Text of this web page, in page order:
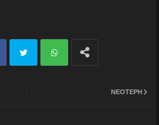
ΝΕΌΤΕΡΗ